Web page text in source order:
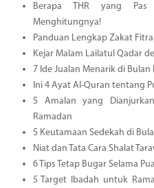
Berapa THR yang
Menghitungnya!
Panduan Lengkap Zakat
Kejar Malam Lailatul Qadar
7 Ide Jualan Menarik di
Ini 4 Ayat Al-Quran tentang
5 Amalan yang
Ramadan
5 Keutamaan Sedekah di
Niat dan Tata Cara Shalat
6 Tips Tetap Bugar Selama
5 Target Ibadah untuk